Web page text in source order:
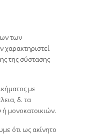
των
χαρακτηριστεί
της σύστασης
με
δ. τα
μονοκατοικιών.
ότι ως ακίνητο